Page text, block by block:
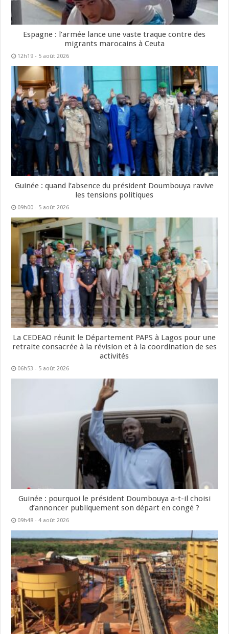
Espagne : l’armée lance une vaste traque contre des
migrants marocains à Ceuta
12h19 - 5 août 2026
Guinée : quand l’absence du président Doumbouya ravive
les tensions politiques
09h00 - 5 août 2026
La CEDEAO réunit le Département PAPS à Lagos pour une
retraite consacrée à la révision et à la coordination de ses
activités
06h53 - 5 août 2026
Guinée : pourquoi le président Doumbouya a-t-il choisi
d’annoncer publiquement son départ en congé ?
09h48 - 4 août 2026